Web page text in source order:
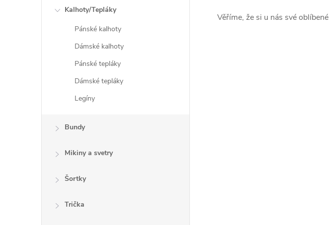
Kalhoty/Tepláky
Pánské kalhoty
Dámské kalhoty
Pánské tepláky
Dámské tepláky
Legíny
Bundy
Mikiny a svetry
Šortky
Trička
a
Věříme, že si u nás své oblíbené